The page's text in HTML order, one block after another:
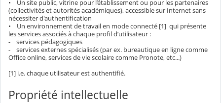
• Un site public, vitrine pour l’établissement ou pour les partenaires
(collectivités et autorités académiques), accessible sur Internet sans
nécessiter d'authentification
• Un environnement de travail en mode connecté [1] qui présente
les services associés à chaque profil d’utilisateur :
- services pédagogiques
- services externes spécialisés (par ex. bureautique en ligne comme
Office online, services de vie scolaire comme Pronote, etc...)
[1] i.e. chaque utilisateur est authentifié.
Propriété intellectuelle